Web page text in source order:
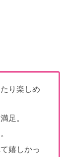
り楽しめ
足。
嬉しかっ